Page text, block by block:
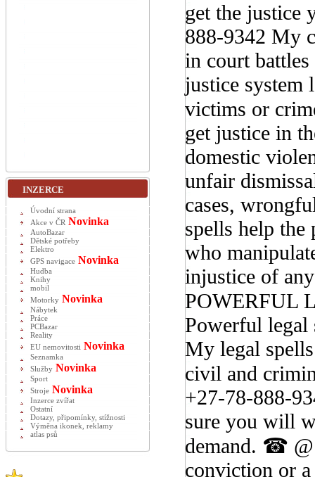
get the justice
888-9342 My
in court
justice system
victims or
get justice in
domestic
unfair
cases,
spells help the
who
injustice of
POWERFUL
Powerful legal
My legal
civil and
+27-78-888-
sure you will
demand. ☎ @
conviction or
INZERCE
Úvodní strana
Akce v ČR Novinka
AutoBazar
Dětské potřeby
Elektro
GPS navigace Novinka
Hudba
Knihy
mobil
Motorky Novinka
Nábytek
Práce
PCBazar
Reality
EU nemovitosti Novinka
Seznamka
Služby Novinka
Sport
Stroje Novinka
Inzerce zvířat
Ostatní
Dotazy, připomínky, stížnosti
Výměna ikonek, reklamy
atlas psů